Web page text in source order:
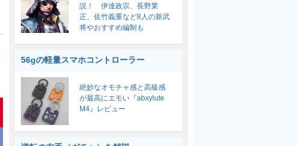
説！ 伊達政宗、長野業
正、佐竹義重など8人の新武
将やおすすめ編制も
56gの軽量スマホコントローラー
絶妙なオモチャ感と高級感
が最高にエモい『abxylute
M4』レビュー